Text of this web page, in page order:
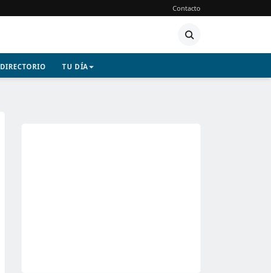
Contacto
DIRECTORIO TU DÍA